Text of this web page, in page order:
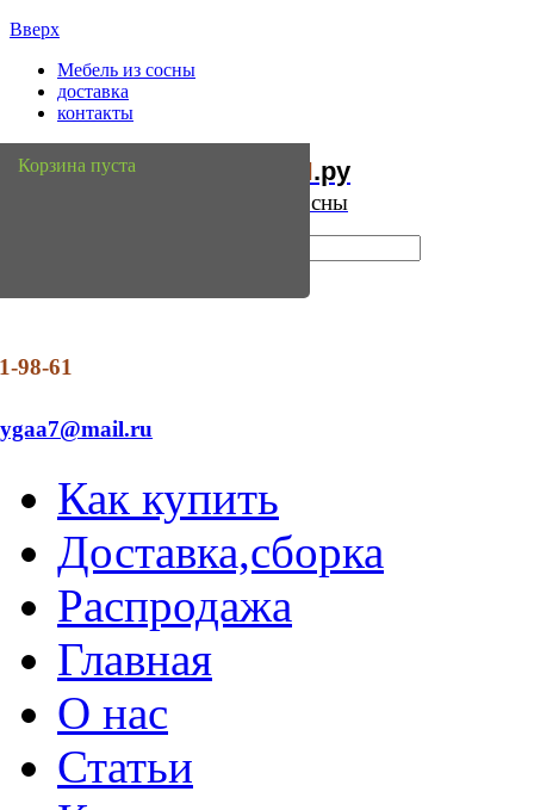
Вверх
Мебель из сосны
доставка
контакты
Мебель Сосны.ру
Интернет магазин мебели из сосны
98-61
Как купить
Доставка,сборка
Распродажа
Главная
О нас
Статьи
Корзина пуста